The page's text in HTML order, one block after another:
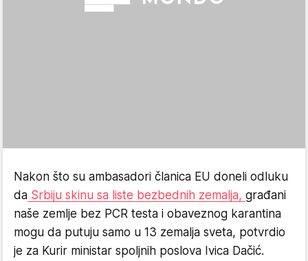
Nakon što su ambasadori članica EU doneli odluku
da Srbiju skinu sa liste bezbednih zemalja, građani
naše zemlje bez PCR testa i obaveznog karantina
mogu da putuju samo u 13 zemalja sveta, potvrdio
je za Kurir ministar spoljnih poslova Ivica Dačić.